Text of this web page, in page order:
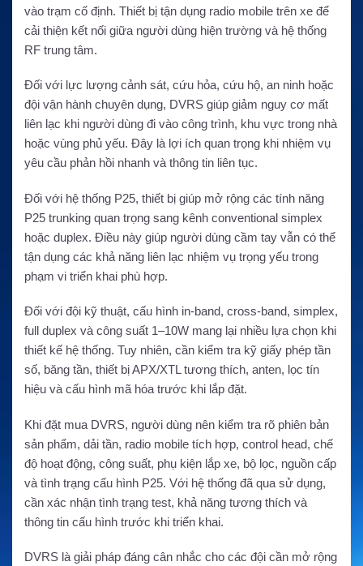
vào trạm cố định. Thiết bị tận dụng radio mobile trên xe để
cải thiện kết nối giữa người dùng hiện trường và hệ thống
RF trung tâm.
Đối với lực lượng cảnh sát, cứu hỏa, cứu hộ, an ninh hoặc
đội vận hành chuyên dụng, DVRS giúp giảm nguy cơ mất
liên lạc khi người dùng đi vào công trình, khu vực trong nhà
hoặc vùng phủ yếu. Đây là lợi ích quan trọng khi nhiệm vụ
yêu cầu phản hồi nhanh và thông tin liên tục.
Đối với hệ thống P25, thiết bị giúp mở rộng các tính năng
P25 trunking quan trọng sang kênh conventional simplex
hoặc duplex. Điều này giúp người dùng cầm tay vẫn có thể
tận dụng các khả năng liên lạc nhiệm vụ trọng yếu trong
phạm vi triển khai phù hợp.
Đối với đội kỹ thuật, cấu hình in-band, cross-band, simplex,
full duplex và công suất 1–10W mang lại nhiều lựa chọn khi
thiết kế hệ thống. Tuy nhiên, cần kiểm tra kỹ giấy phép tần
số, băng tần, thiết bị APX/XTL tương thích, anten, lọc tín
hiệu và cấu hình mã hóa trước khi lắp đặt.
Khi đặt mua DVRS, người dùng nên kiểm tra rõ phiên bản
sản phẩm, dải tần, radio mobile tích hợp, control head, chế
độ hoạt động, công suất, phụ kiện lắp xe, bộ lọc, nguồn cấp
và tình trạng cấu hình P25. Với hệ thống đã qua sử dụng,
cần xác nhận tình trạng test, khả năng tương thích và
thông tin cấu hình trước khi triển khai.
DVRS là giải pháp đáng cân nhắc cho các đội cần mở rộng